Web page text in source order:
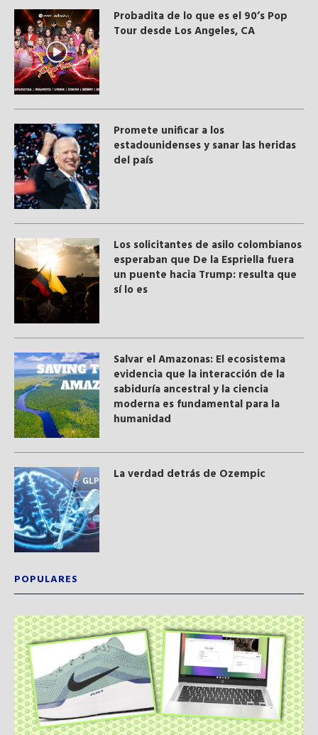
Probadita de lo que es el 90’s Pop
Tour desde Los Angeles, CA
Promete unificar a los
estadounidenses y sanar las heridas
del país
Los solicitantes de asilo colombianos
esperaban que De la Espriella fuera
un puente hacia Trump: resulta que
sí lo es
Salvar el Amazonas: El ecosistema
evidencia que la interacción de la
sabiduría ancestral y ​la ciencia
moderna​ es fundamental para la
humanidad
La verdad detrás de Ozempic
POPULARES